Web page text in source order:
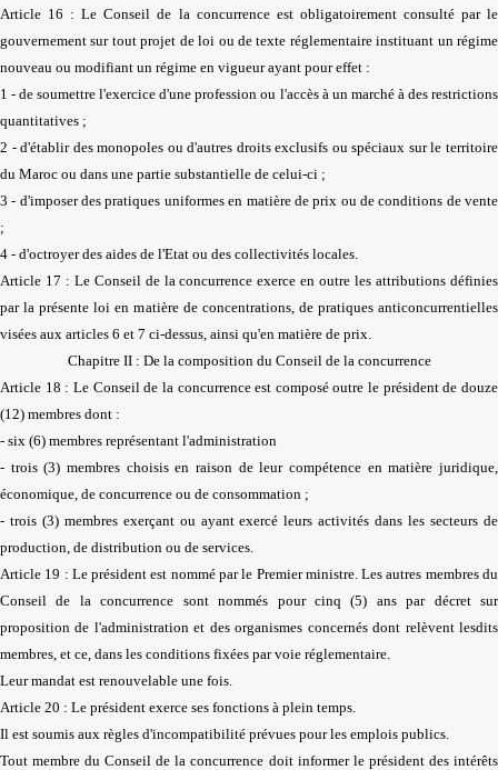
Article 16 : Le Conseil de la concurrence est obligatoirement consulté par le
gouvernement sur tout projet de loi ou de texte réglementaire instituant un régime
nouveau ou modifiant un régime en vigueur ayant pour effet :
1 - de soumettre l'exercice d'une profession ou l'accès à un marché à des restrictions
quantitatives ;
2 - d'établir des monopoles ou d'autres droits exclusifs ou spéciaux sur le territoire
du Maroc ou dans une partie substantielle de celui-ci ;
3 - d'imposer des pratiques uniformes en matière de prix ou de conditions de vente
;
4 - d'octroyer des aides de l'Etat ou des collectivités locales.
Article 17 : Le Conseil de la concurrence exerce en outre les attributions définies
par la présente loi en matière de concentrations, de pratiques anticoncurrentielles
visées aux articles 6 et 7 ci-dessus, ainsi qu'en matière de prix.
Chapitre II : De la composition du Conseil de la concurrence
Article 18 : Le Conseil de la concurrence est composé outre le président de douze
(12) membres dont :
- six (6) membres représentant l'administration
- trois (3) membres choisis en raison de leur compétence en matière juridique,
économique, de concurrence ou de consommation ;
- trois (3) membres exerçant ou ayant exercé leurs activités dans les secteurs de
production, de distribution ou de services.
Article 19 : Le président est nommé par le Premier ministre. Les autres membres du
Conseil de la concurrence sont nommés pour cinq (5) ans par décret sur
proposition de l'administration et des organismes concernés dont relèvent lesdits
membres, et ce, dans les conditions fixées par voie réglementaire.
Leur mandat est renouvelable une fois.
Article 20 : Le président exerce ses fonctions à plein temps.
Il est soumis aux règles d'incompatibilité prévues pour les emplois publics.
Tout membre du Conseil de la concurrence doit informer le président des intérêts